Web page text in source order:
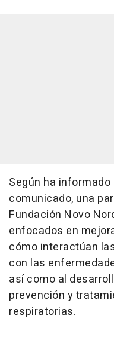
Según ha informado
comunicado, una
Fundación Novo
enfocados en
cómo interactúan
con las
así como al
prevención y
respiratorias.